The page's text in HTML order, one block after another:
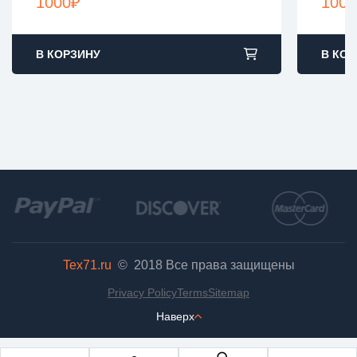
В КОРЗИНУ В
Tex71.ru © 2018 Все права защищены
Наверх
Privacy PolicyTermsSitemap